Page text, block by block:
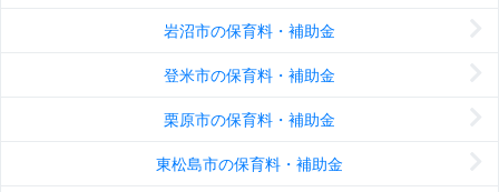
岩沼市の保育料・補助金
登米市の保育料・補助金
栗原市の保育料・補助金
東松島市の保育料・補助金